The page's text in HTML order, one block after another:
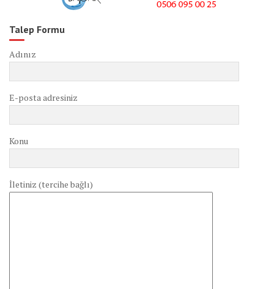
Talep Formu
Adınız
E-posta adresiniz
Konu
İletiniz (tercihe bağlı)